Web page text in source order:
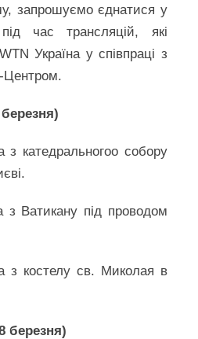
запрошуємо єднатися у
час трансляцій, які
Україна у співпраці з
Центром.
катедральногоо собору
Ватикану під проводом
з костелу св. Миколая в
березня)